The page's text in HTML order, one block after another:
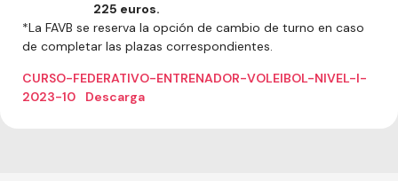
225 euros.
*La FAVB se reserva la opción de cambio de turno en caso
de completar las plazas correspondientes.
CURSO-FEDERATIVO-ENTRENADOR-VOLEIBOL-NIVEL-I-
2023-10
Descarga